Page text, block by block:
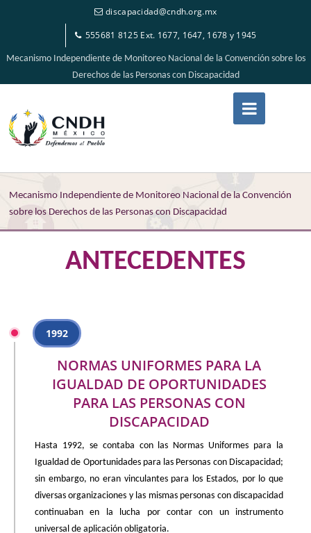
discapacidad@cndh.org.mx
555681 8125 Ext. 1677, 1647, 1678 y 1945
Mecanismo Independiente de Monitoreo Nacional de la Convención sobre los
Derechos de las Personas con Discapacidad
Mecanismo Independiente de Monitoreo Nacional de la Convención
sobre los Derechos de las Personas con Discapacidad
ANTECEDENTES
NORMAS UNIFORMES PARA LA
IGUALDAD DE OPORTUNIDADES
PARA LAS PERSONAS CON
DISCAPACIDAD
Hasta 1992, se contaba con las Normas Uniformes para la
Igualdad de Oportunidades para las Personas con Discapacidad;
sin embargo, no eran vinculantes para los Estados, por lo que
diversas organizaciones y las mismas personas con discapacidad
continuaban en la lucha por contar con un instrumento
universal de aplicación obligatoria.
1992